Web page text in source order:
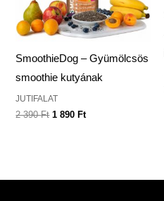
SmoothieDog – Gyümölcsös
smoothie kutyának
JUTIFALAT
2 390Ft 1 890 Ft